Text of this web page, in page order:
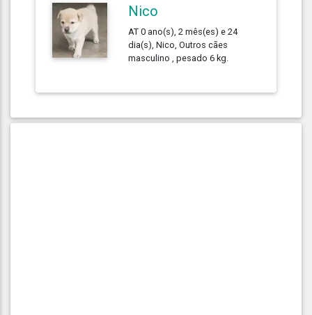
Nico
AT 0 ano(s), 2 mês(es) e 24
dia(s), Nico, Outros cães
masculino , pesado 6 kg.